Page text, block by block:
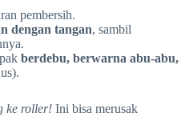
pembersih.
dengan tangan, sambil
berdebu, berwarna abu-abu,
ke roller! Ini bisa merusak